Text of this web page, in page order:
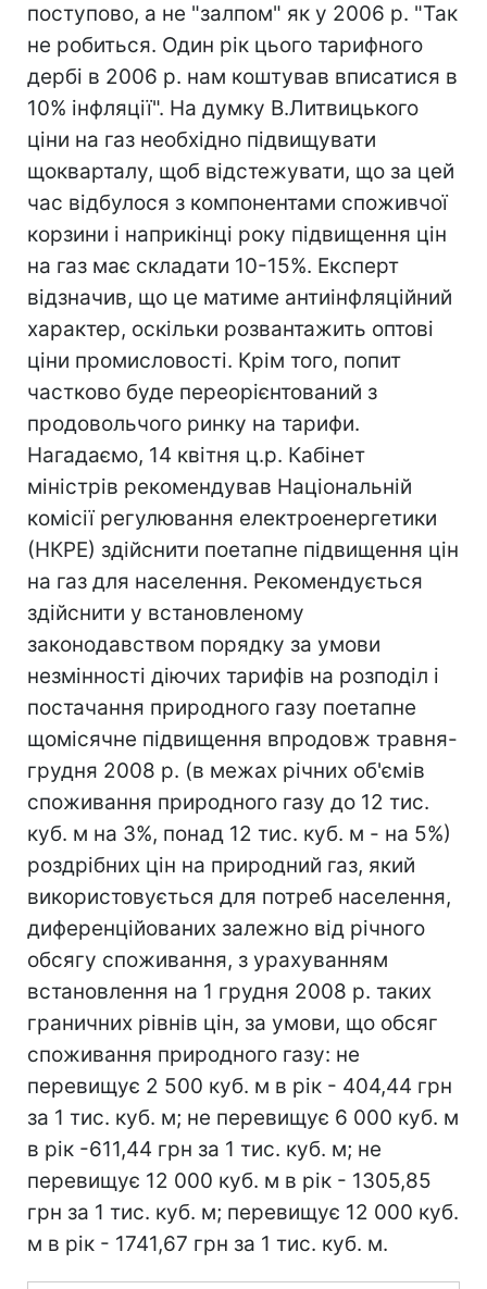
поступово, а не "залпом" як у 2006 р. "Так
не робиться. Один рік цього тарифного
дербі в 2006 р. нам коштував вписатися в
10% інфляції". На думку В.Литвицького
ціни на газ необхідно підвищувати
щокварталу, щоб відстежувати, що за цей
час відбулося з компонентами споживчої
корзини і наприкінці року підвищення цін
на газ має складати 10-15%. Експерт
відзначив, що це матиме антиінфляційний
характер, оскільки розвантажить оптові
ціни промисловості. Крім того, попит
частково буде переорієнтований з
продовольчого ринку на тарифи.
Нагадаємо, 14 квітня ц.р. Кабінет
міністрів рекомендував Національній
комісії регулювання електроенергетики
(НКРЕ) здійснити поетапне підвищення цін
на газ для населення. Рекомендується
здійснити у встановленому
законодавством порядку за умови
незмінності діючих тарифів на розподіл і
постачання природного газу поетапне
щомісячне підвищення впродовж травня-
грудня 2008 р. (в межах річних об'ємів
споживання природного газу до 12 тис.
куб. м на 3%, понад 12 тис. куб. м - на 5%)
роздрібних цін на природний газ, який
використовується для потреб населення,
диференційованих залежно від річного
обсягу споживання, з урахуванням
встановлення на 1 грудня 2008 р. таких
граничних рівнів цін, за умови, що обсяг
споживання природного газу: не
перевищує 2 500 куб. м в рік - 404,44 грн
за 1 тис. куб. м; не перевищує 6 000 куб. м
в рік -611,44 грн за 1 тис. куб. м; не
перевищує 12 000 куб. м в рік - 1305,85
грн за 1 тис. куб. м; перевищує 12 000 куб.
м в рік - 1741,67 грн за 1 тис. куб. м.